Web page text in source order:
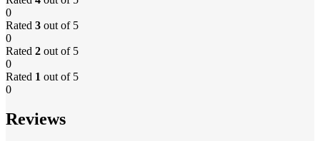
0
Rated 3 out of 5
0
Rated 2 out of 5
0
Rated 1 out of 5
0
Reviews